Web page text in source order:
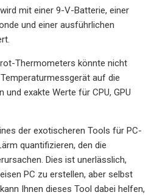
mit einer 9-V-Batterie, einer
und einer ausführlichen
Thermometers könnte nicht
auf die
exakte Werte für CPU, GPU
der exotischeren Tools für PC-
quantifizieren, den die
Dies ist unerlässlich,
PC zu erstellen, aber selbst
Ihnen dieses Tool dabei helfen,